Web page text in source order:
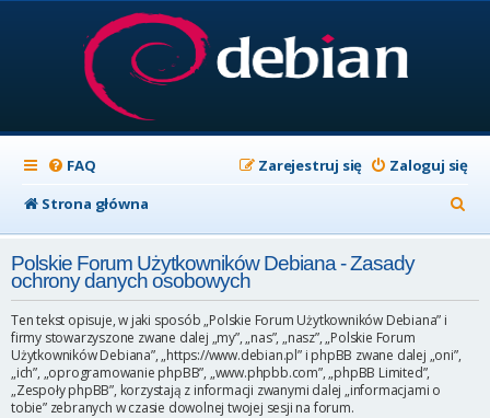
FAQ Zaloguj się
Zarejestruj się
Strona główna
z
k
Polskie Forum Użytkowników Debiana - Zasady
ochrony danych osobowych
Ten tekst opisuje, w jaki sposób „Polskie Forum Użytkowników Debiana” i
firmy stowarzyszone zwane dalej „my”, „nas”, „nasz”, „Polskie Forum
Użytkowników Debiana”, „https://www.debian.pl” i phpBB zwane dalej „oni”,
„ich”, „oprogramowanie phpBB”, „www.phpbb.com”, „phpBB Limited”,
„Zespoły phpBB”, korzystają z informacji zwanymi dalej „informacjami o
tobie” zebranych w czasie dowolnej twojej sesji na forum.